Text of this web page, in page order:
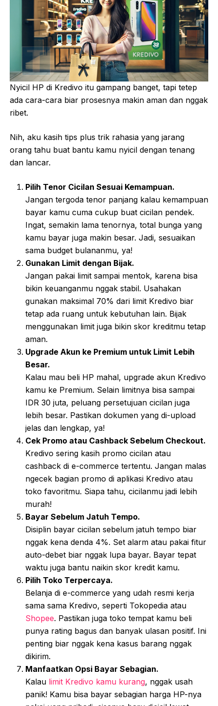
Nyicil HP di Kredivo itu gampang banget, tapi tetep
ada cara-cara biar prosesnya makin aman dan nggak
ribet.
Nih, aku kasih tips plus trik rahasia yang jarang
orang tahu buat bantu kamu nyicil dengan tenang
dan lancar.
Pilih Tenor Cicilan Sesuai Kemampuan.
Jangan tergoda tenor panjang kalau kemampuan
bayar kamu cuma cukup buat cicilan pendek.
Ingat, semakin lama tenornya, total bunga yang
kamu bayar juga makin besar. Jadi, sesuaikan
sama budget bulananmu, ya!
Gunakan Limit dengan Bijak.
Jangan pakai limit sampai mentok, karena bisa
bikin keuanganmu nggak stabil. Usahakan
gunakan maksimal 70% dari limit Kredivo biar
tetap ada ruang untuk kebutuhan lain. Bijak
menggunakan limit juga bikin skor kreditmu tetap
aman.
Upgrade Akun ke Premium untuk Limit Lebih
Besar.
Kalau mau beli HP mahal, upgrade akun Kredivo
kamu ke Premium. Selain limitnya bisa sampai
IDR 30 juta, peluang persetujuan cicilan juga
lebih besar. Pastikan dokumen yang di-upload
jelas dan lengkap, ya!
Cek Promo atau Cashback Sebelum Checkout.
Kredivo sering kasih promo cicilan atau
cashback di e-commerce tertentu. Jangan malas
ngecek bagian promo di aplikasi Kredivo atau
toko favoritmu. Siapa tahu, cicilanmu jadi lebih
murah!
Bayar Sebelum Jatuh Tempo.
Disiplin bayar cicilan sebelum jatuh tempo biar
nggak kena denda 4%. Set alarm atau pakai fitur
auto-debet biar nggak lupa bayar. Bayar tepat
waktu juga bantu naikin skor kredit kamu.
Pilih Toko Terpercaya.
Belanja di e-commerce yang udah resmi kerja
sama sama Kredivo, seperti Tokopedia atau
Shopee. Pastikan juga toko tempat kamu beli
punya rating bagus dan banyak ulasan positif. Ini
penting biar nggak kena kasus barang nggak
dikirim.
Manfaatkan Opsi Bayar Sebagian.
Kalau limit Kredivo kamu kurang, nggak usah
panik! Kamu bisa bayar sebagian harga HP-nya